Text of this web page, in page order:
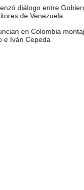
diálogo entre
de Venezuela
en Colombia
e Iván Cepeda